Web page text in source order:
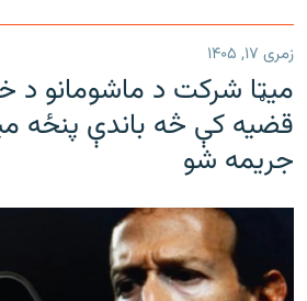
زمری ۱۷, ۱۴۰۵
میټا شرکت د ماشومانو د
قضیه کې څه باندې پنځه
جریمه شو